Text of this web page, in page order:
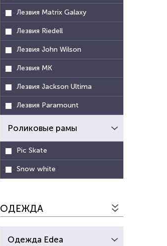
Лезвия Matrix Galaxy
Лезвия Riedell
Лезвия John Wilson
Лезвия MK
Лезвия Jackson Ultima
Лезвия Paramount
Роликовые рамы
Pic Skate
Snow white
ОДЕЖДА
Одежда Edea